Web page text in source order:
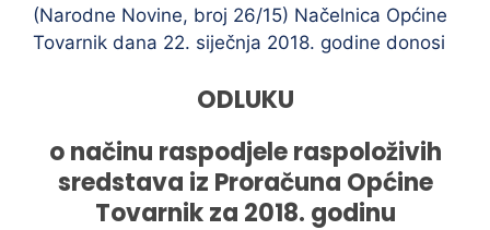
(Narodne Novine, broj 26/15) Načelnica Općine
Tovarnik dana 22. siječnja 2018. godine donosi
ODLUKU
o načinu raspodjele raspoloživih
sredstava iz Proračuna Općine
Tovarnik za 2018. godinu